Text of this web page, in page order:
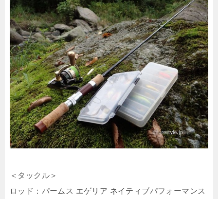
＜タックル＞
ロッド：パームス エゲリア ネイティブパフォーマンス